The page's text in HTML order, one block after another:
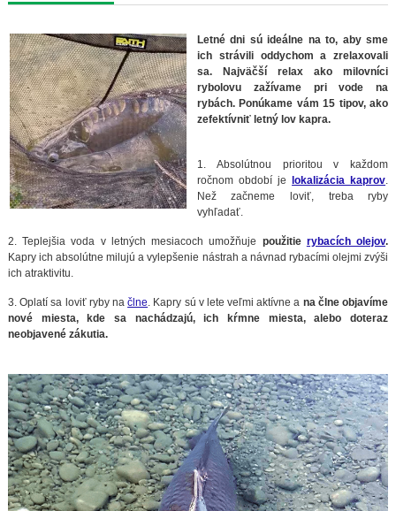
Letné dni sú ideálne na to, aby sme
ich strávili oddychom a zrelaxovali
sa. Najväčší relax ako milovníci
rybolovu zažívame pri vode na
rybách. Ponúkame vám 15 tipov, ako
zefektívniť letný lov kapra.
1. Absolútnou prioritou v každom
ročnom období jelokalizácia kaprov
Než začneme loviť, treba ryby
vyhľadať.
2. Teplejšia voda v letných mesiacoch umožňuje použitie rybacích olejov.
Kapry ich absolútne milujú a vylepšenie nástrah a návnad rybacími olejmi zvýši
ich atraktivitu.
3. Oplatí sa loviť ryby načlne . Kapry sú v lete veľmi aktívne a na člne objavíme
nové miesta, kde sa nachádzajú, ich kŕmne miesta, alebo doteraz
neobjavené zákutia.